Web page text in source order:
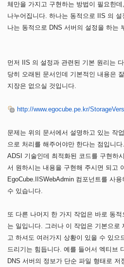
체만을 가지고 구현하는 방법이 필요한
나누어집니다. 하나는 동적으로 IIS 의
나는 동적으로 DNS 서버의 설정을 하는
먼저 IIS 의 설정과 관련된 기본 원리는
당히 오래된 문서인데 기본적인 내용은
지장은 없으실 것입니다.
http://www.egocube.pe.kr/
문제는 위의 문서에서 설명하고 있는 작
으로 처리를 해주어야만 한다는 점입니
ADSI 기술인데 최적화된 코드를 구현하
서 원하시는 내용을 구현해 주시면 되고
EgoCube.IISWebAdmin 컴포넌트를 사
수 있습니다.
또 다른 나머지 한 가지 작업은 바로 동
는 일입니다. 그러나 이 작업은 기본으로
고 하셔도 여러가지 상황이 있을 수 있으
드리기는 힘듭니다. 예를 들어서 엑티브
DNS 서버의 정보가 단순 파일 형태로 저